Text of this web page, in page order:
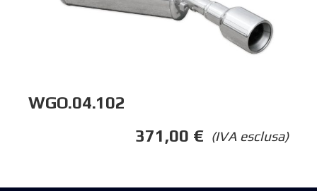
WGO.04.102
(IVA esclusa)
371,00 €